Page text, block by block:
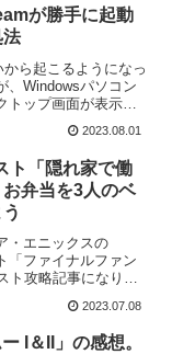
が勝手に起動
法
ら起こるようになっ
、Windowsパソコン
ップ画面が表示さ
2023.08.01
ト「隠れ家で働
弁当を3人のベ
・エニックスの
「ファイナルファン
ト攻略記事になりま
2023.07.08
I＆II」の感想。